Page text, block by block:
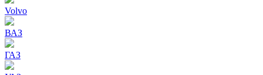
Volvo
ВАЗ
ГАЗ